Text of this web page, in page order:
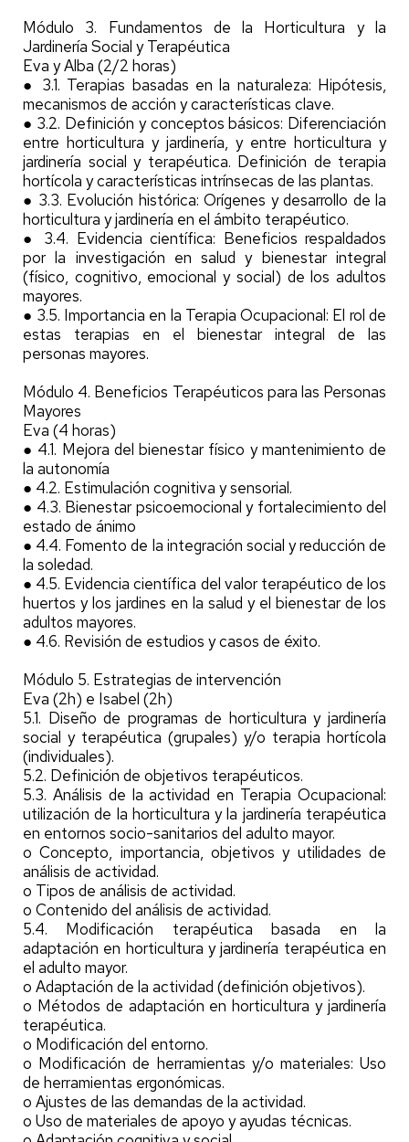
Módulo 3. Fundamentos de la Horticultura y la
Jardinería Social y Terapéutica
Eva y Alba (2/2 horas)
● 3.1. Terapias basadas en la naturaleza: Hipótesis,
mecanismos de acción y características clave.
● 3.2. Definición y conceptos básicos: Diferenciación
entre horticultura y jardinería, y entre horticultura y
jardinería social y terapéutica. Definición de terapia
hortícola y características intrínsecas de las plantas.
● 3.3. Evolución histórica: Orígenes y desarrollo de la
horticultura y jardinería en el ámbito terapéutico.
● 3.4. Evidencia científica: Beneficios respaldados
por la investigación en salud y bienestar integral
(físico, cognitivo, emocional y social) de los adultos
mayores.
● 3.5. Importancia en la Terapia Ocupacional: El rol de
estas terapias en el bienestar integral de las
personas mayores.
Módulo 4. Beneficios Terapéuticos para las Personas
Mayores
Eva (4 horas)
● 4.1. Mejora del bienestar físico y mantenimiento de
la autonomía
● 4.2. Estimulación cognitiva y sensorial.
● 4.3. Bienestar psicoemocional y fortalecimiento del
estado de ánimo
● 4.4. Fomento de la integración social y reducción de
la soledad.
● 4.5. Evidencia científica del valor terapéutico de los
huertos y los jardines en la salud y el bienestar de los
adultos mayores.
● 4.6. Revisión de estudios y casos de éxito.
Módulo 5. Estrategias de intervención
Eva (2h) e Isabel (2h)
5.1. Diseño de programas de horticultura y jardinería
social y terapéutica (grupales) y/o terapia hortícola
(individuales).
5.2. Definición de objetivos terapéuticos.
5.3. Análisis de la actividad en Terapia Ocupacional:
utilización de la horticultura y la jardinería terapéutica
en entornos socio-sanitarios del adulto mayor.
o Concepto, importancia, objetivos y utilidades de
análisis de actividad.
o Tipos de análisis de actividad.
o Contenido del análisis de actividad.
5.4. Modificación terapéutica basada en la
adaptación en horticultura y jardinería terapéutica en
el adulto mayor.
o Adaptación de la actividad (definición objetivos).
o Métodos de adaptación en horticultura y jardinería
terapéutica.
o Modificación del entorno.
o Modificación de herramientas y/o materiales: Uso
de herramientas ergonómicas.
o Ajustes de las demandas de la actividad.
o Uso de materiales de apoyo y ayudas técnicas.